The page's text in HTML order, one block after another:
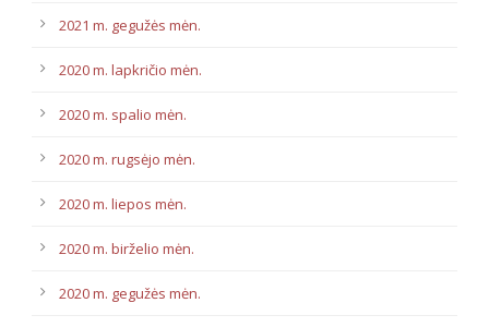
2021 m. gegužės mėn.
2020 m. lapkričio mėn.
2020 m. spalio mėn.
2020 m. rugsėjo mėn.
2020 m. liepos mėn.
2020 m. birželio mėn.
2020 m. gegužės mėn.